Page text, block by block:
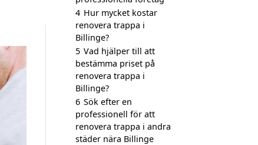
4 Hur mycket kostar
renovera trappa i
Billinge?
5 Vad hjälper till att
bestämma priset på
renovera trappa i
Billinge?
6 Sök efter en
professionell för att
renovera trappa i andra
städer nära Billinge